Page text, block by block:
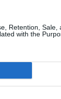
Retention, Sale,
with the